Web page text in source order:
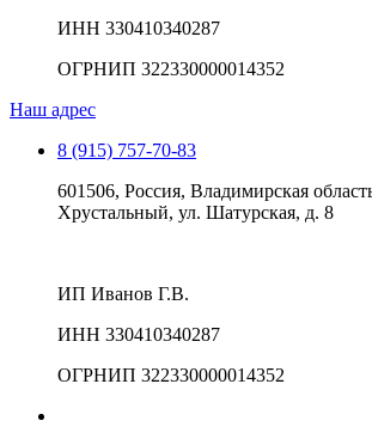
ИНН 330410340287
ОГРНИП 322330000014352
Наш адрес
8 (915) 757-70-83
601506, Россия, Владимирская
Хрустальный, ул. Шатурская, д. 8
ИП Иванов Г.В.
ИНН 330410340287
ОГРНИП 322330000014352